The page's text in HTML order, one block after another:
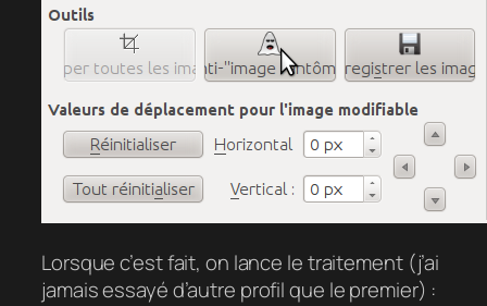
Lorsque c’est fait, on lance le traitement (j’ai
jamais essayé d’autre profil que le premier) :